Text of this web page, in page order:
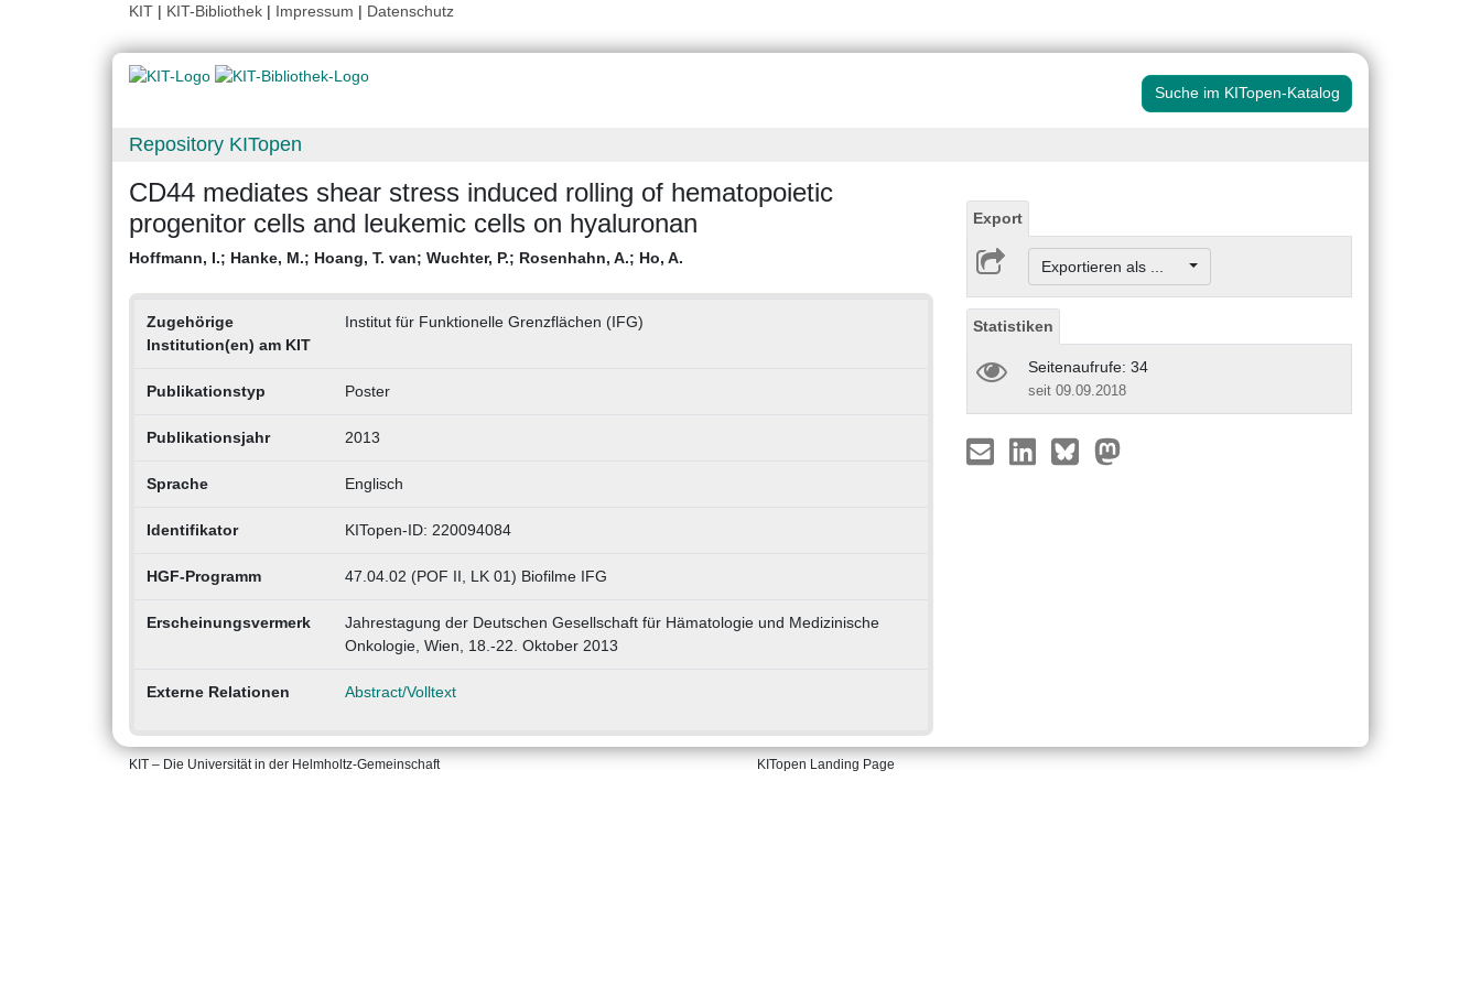
KIT | KIT-Bibliothek | Impressum | Datenschutz
Suche im KITopen-Katalog
Repository KITopen
CD44 mediates shear stress induced rolling of hematopoietic
progenitor cells and leukemic cells on hyaluronan
Hoffmann, I.; Hanke, M.; Hoang, T. van; Wuchter, P.; Rosenhahn, A.; Ho, A.
Zugehörige
Institution(en) am KIT
Institut für Funktionelle Grenzflächen (IFG)
Publikationstyp Poster
Publikationsjahr 2013
Sprache Englisch
Identifikator KITopen-ID: 220094084
HGF-Programm 47.04.02 (POF II, LK 01) Biofilme IFG
Erscheinungsvermerk
Jahrestagung der Deutschen Gesellschaft für Hämatologie und Medizinische
Onkologie, Wien, 18.-22. Oktober 2013
Externe Relationen Abstract/Volltext
Export
Exportieren als ...
Statistiken
Seitenaufrufe: 34
seit 09.09.2018
KIT – Die Universität in der Helmholtz-Gemeinschaft KITopen Landing Page